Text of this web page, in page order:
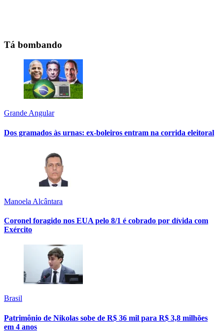
Tá bombando
Grande Angular
Dos gramados às urnas: ex-boleiros entram na corrida eleitoral
Manoela Alcântara
Coronel foragido nos EUA pelo 8/1 é cobrado por dívida com
Exército
Brasil
Patrimônio de Nikolas sobe de R$ 36 mil para R$ 3,8 milhões
em 4 anos